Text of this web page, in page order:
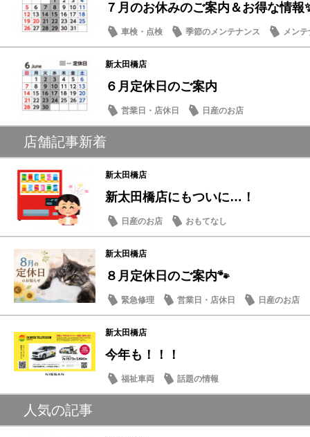
７月のお休みのご案内＆お得な情報
車検・点検 季節のメンテナンス メン
新太田橋店
６月定休日のご案内
営業日・店休日 日産のお店
店舗記事新着
新太田橋店
新太田橋店にもついに…！
日産のお店 おもてなし
新太田橋店
８月定休日のご案内🐾
緊急修理 営業日・店休日 日産のお店
新太田橋店
今年も！！！
福祉車両 話題の情報
人気の記事